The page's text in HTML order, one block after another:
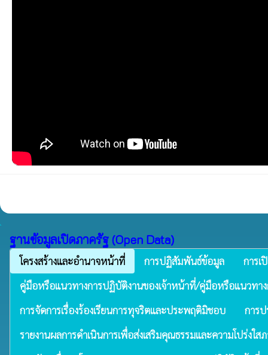
ฐานข้อมูลเปิดภาครัฐ (Open Data)
โครงสร้างและอำนาจหน้าที่ การปฏิสัมพันธ์ข้อมูล
การเ
คู่มือหรือแนวทางการปฏิบัติงานของเจ้าหน้าที่/คู่มือหรือแนวท
การจัดการเรื่องร้องเรียนการทุจริตและประพฤติมิชอบ
การ
รายงานผลการดำเนินการเพื่อส่งเสริมคุณธรรมและความโปร่งใส